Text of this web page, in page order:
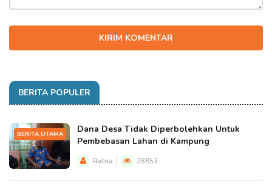
KIRIM KOMENTAR
BERITA POPULER
BERITA UTAMA
Dana Desa Tidak Diperbolehkan Untuk
Pembebasan Lahan di Kampung
Ratna 28853